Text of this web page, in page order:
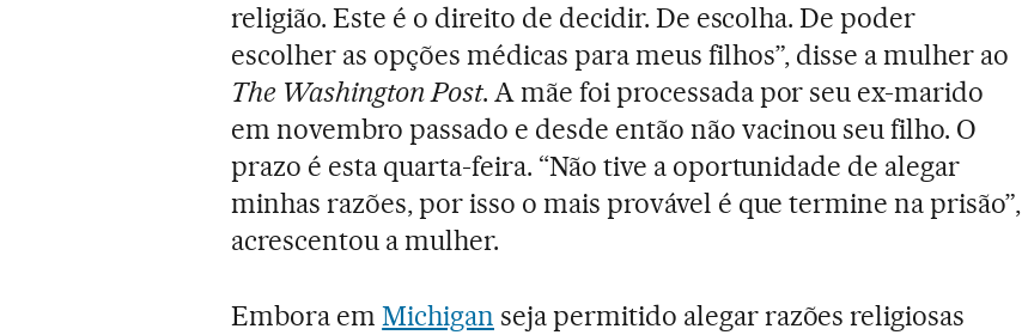
religião. Este é o direito de decidir. De escolha. De poder
escolher as opções médicas para meus filhos”, disse a mulher ao
The Washington Post. A mãe foi processada por seu ex-marido
em novembro passado e desde então não vacinou seu filho. O
prazo é esta quarta-feira. “Não tive a oportunidade de alegar
minhas razões, por isso o mais provável é que termine na prisão”,
acrescentou a mulher.
Embora emMichigan seja permitido alegar razões religiosas